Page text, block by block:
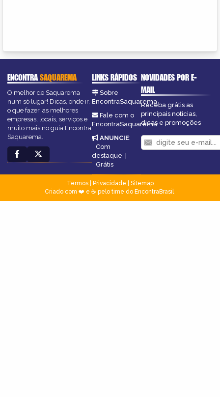
ENCONTRASAQUAREMA
O melhor de Saquarema
num só lugar! Dicas, onde ir,
o que fazer, as melhores
empresas, locais, serviços e
muito mais no guia Encontra
Saquarema.
LINKS RÁPIDOS
Sobre
EncontraSaquarema
Fale com o
EncontraSaquarema
ANUNCIE:
Com
destaque |
Grátis
NOVIDADES POR E-
MAIL
Receba grátis as
principais notícias,
dicas e promoções
Termos| Privacidade
Sitemap
Criado com ❤️ e ☕ pelo time do EncontraBrasil